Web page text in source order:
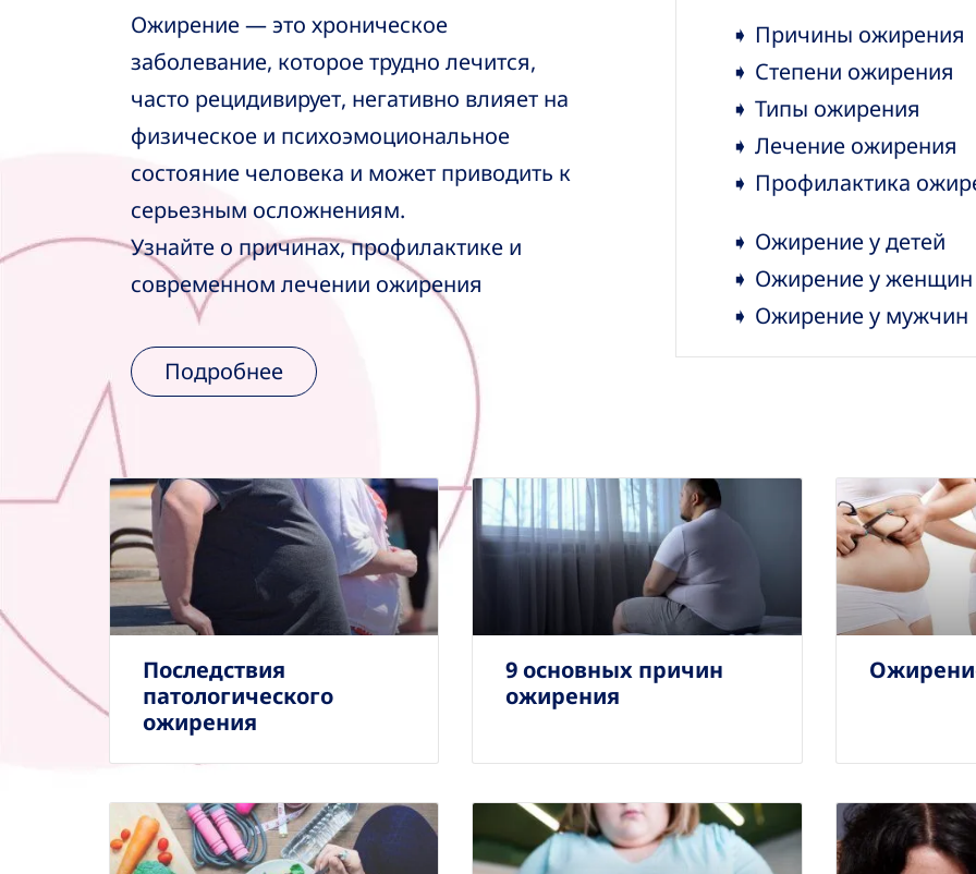
Ожирение — это хроническое
заболевание, которое трудно лечится,
часто рецидивирует, негативно влияет на
физическое и психоэмоциональное
состояние человека и может приводить к
серьезным осложнениям.
Узнайте о причинах, профилактике и
современном лечении ожирения
Подробнее
➧ Причины ожирения
➧ Степени ожирения
➧ Типы ожирения
➧ Лечение ожирения
➧ Профилактика
➧ Ожирение у детей
➧ Ожирение у женщин
➧ Ожирение у мужчин
Последствия
патологического
ожирения
9 основных причин
ожирения